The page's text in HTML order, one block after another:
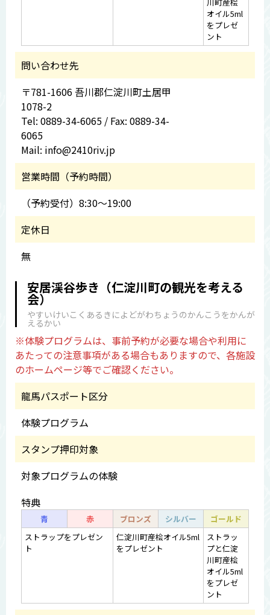
オイル5ml
をプレゼ
ント
問い合わせ先
〒781-1606 吾川郡仁淀川町土居甲
1078-2
Tel: 0889-34-6065 / Fax: 0889-34-
6065
Mail: info@2410riv.jp
営業時間（予約時間）
（予約受付）8:30～19:00
定休日
無
安居渓谷歩き（仁淀川町の観光を考える
会）
やすいけいこくあるきによどがわちょうのかんこうをかんが
えるかい
※体験プログラムは、事前予約が必要な場合や利用に
あたっての注意事項がある場合もありますので、各施設
のホームページ等でご確認ください。
龍馬パスポート区分
体験プログラム
スタンプ押印対象
対象プログラムの体験
特典
青 赤 ブロンズ シルバー
ゴールド
ストラップをプレゼン
ト
仁淀川町産桧オイル5ml
をプレゼント
ストラッ
プと仁淀
川町産桧
オイル5ml
をプレゼ
ント